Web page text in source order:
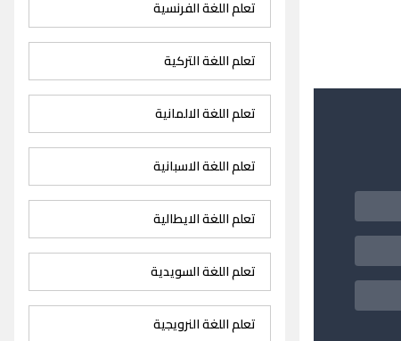
تعلم اللغة الفرنسية
تعلم اللغة التركية
تعلم اللغة الالمانية
تعلم اللغة الاسبانية
تعلم اللغة الايطالية
تعلم اللغة السويدية
تعلم اللغة النرويجية